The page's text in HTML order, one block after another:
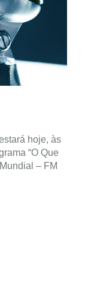
hoje, às
“O Que
– FM